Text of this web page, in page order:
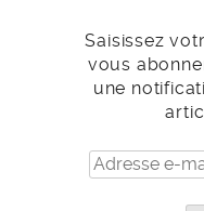
Saisissez
vous
une
Adresse
e-